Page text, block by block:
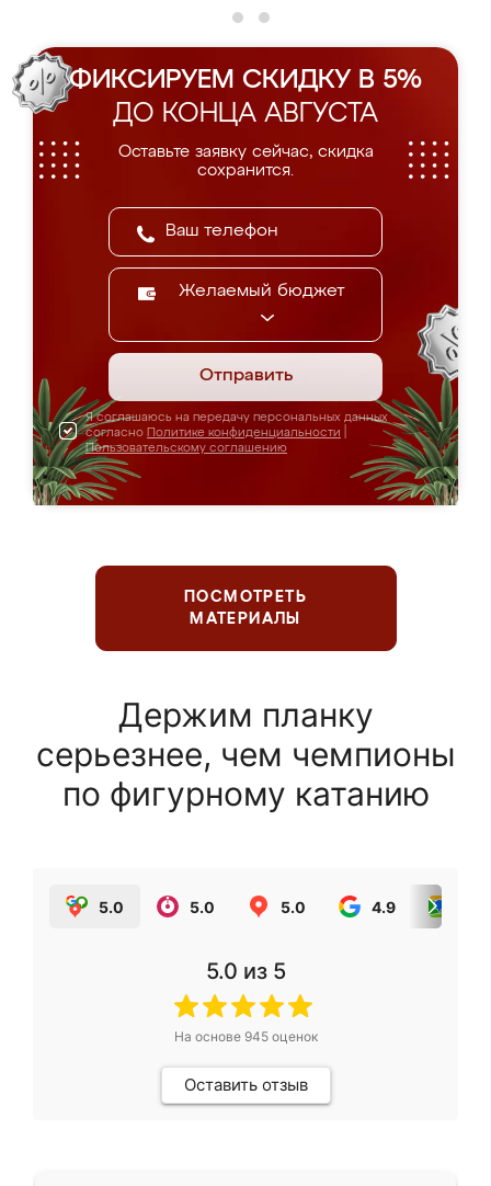
ФИКСИРУЕМ СКИДКУ В 5%
ДО КОНЦА АВГУСТА
Оставьте заявку сейчас, скидка
сохранится.
Желаемый бюджет
Отправить
Я соглашаюсь на передачу персональных данных
согласно Политике конфиденциальности
Пользовательскому соглашению
ПОСМОТРЕТЬ
МАТЕРИАЛЫ
Держим планку
серьезнее, чем чемпионы
по фигурному катанию
5.0 5.0 5.0 4.9
5.0 из 5
На основе 945оценок
Оставить отзыв